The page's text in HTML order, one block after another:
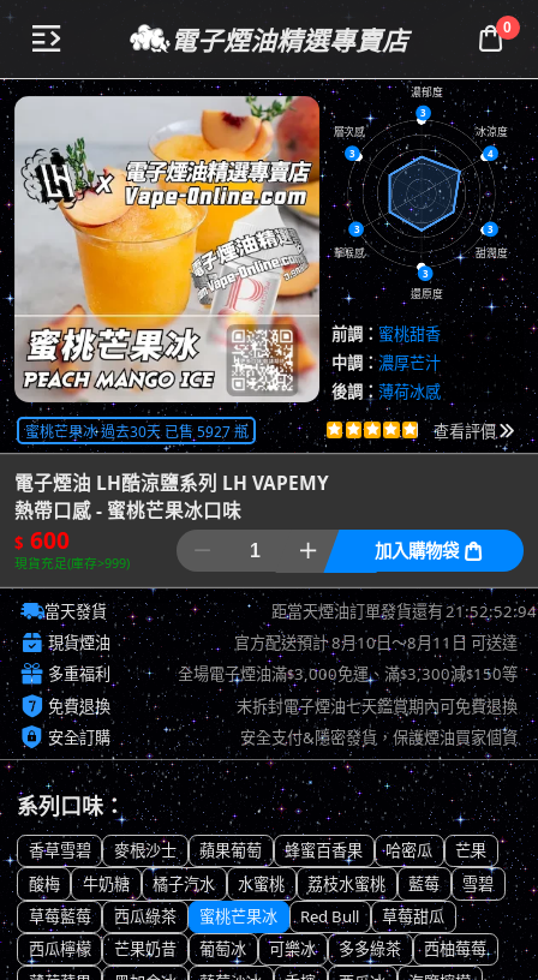
 電子煙油精選專賣店 0
3
4
3
3
3
3
濃郁度
冰涼度
甜潤度
還原度
擊喉感
層次感
前調： 蜜桃甜香
中調：濃厚芒汁
後調： 薄荷冰感
蜜桃芒果冰 過去30天 已售 5927 瓶      共5486評價
查看評價
電子煙油 LH酷涼鹽系列 LH VAPEMY
熱帶口感 - 蜜桃芒果冰口味
$ 600
現貨充足(庫存>999)
  加入購物袋 
當天發貨 距當天煙油訂單發貨還有21:52:52:14
 現貨煙油 官方配送預計8月10日～8月11日 可送達
 多重福利 全場電子煙油滿$3,000免運、滿$3,300減$150等
 免費退換 未拆封電子煙油七天鑑賞期內可免費退換
 安全訂購 安全支付&隱密發貨，保護煙油買家個資
系列口味：
香草雪碧 麥根沙士 蘋果葡萄 蜂蜜百香果 哈密瓜
芒果
酸梅
牛奶糖 橘子汽水 水蜜桃 荔枝水蜜桃 藍莓
雪碧
草莓藍莓
西瓜綠茶 蜜桃芒果冰 Red Bull
草莓甜瓜
西瓜檸檬
芒果奶昔 葡萄冰 可樂冰 多多綠茶
西柚莓莓